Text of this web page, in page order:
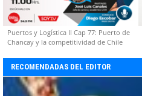
Puertos y Logística II Cap 77: Puerto de
Chancay y la competitividad de Chile
RECOMENDADAS DEL EDITOR